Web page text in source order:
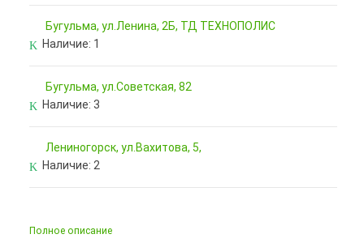
Бугульма, ул.Ленина, 2Б, ТД ТЕХНОПОЛИС
Наличие: 1
Бугульма, ул.Советская, 82
Наличие: 3
Лениногорск, ул.Вахитова, 5,
Наличие: 2
Полное описание